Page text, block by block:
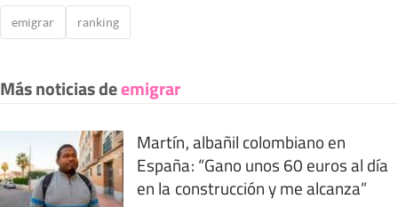
emigrar ranking
Más noticias deemigrar
Martín, albañil colombiano en
España: “Gano unos 60 euros al día
en la construcción y me alcanza”